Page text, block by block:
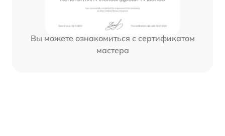
Вы можете ознакомиться с сертификатом
мастера